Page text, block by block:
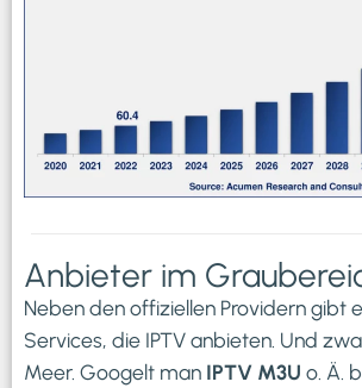
Anbieter im
Neben den offiziellen Providern gibt
Services, die IPTV anbieten. Und
Meer. Googelt man IPTV M3U o. Ä.